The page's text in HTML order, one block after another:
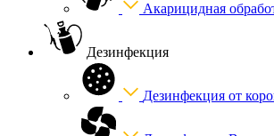
Акарицидная
Дезинфекция
Дезинфекция от